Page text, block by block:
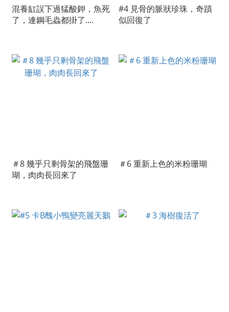
混養缸誤下過猛酸鉀，魚死
了，連鋼毛蟲都掛了....
#4 見骨的脈狀珍珠，奇蹟
似回復了
＃8 幾乎只剩骨架的飛盤珊
瑚，肉肉長回來了​
＃6 重新上色的米粉珊瑚